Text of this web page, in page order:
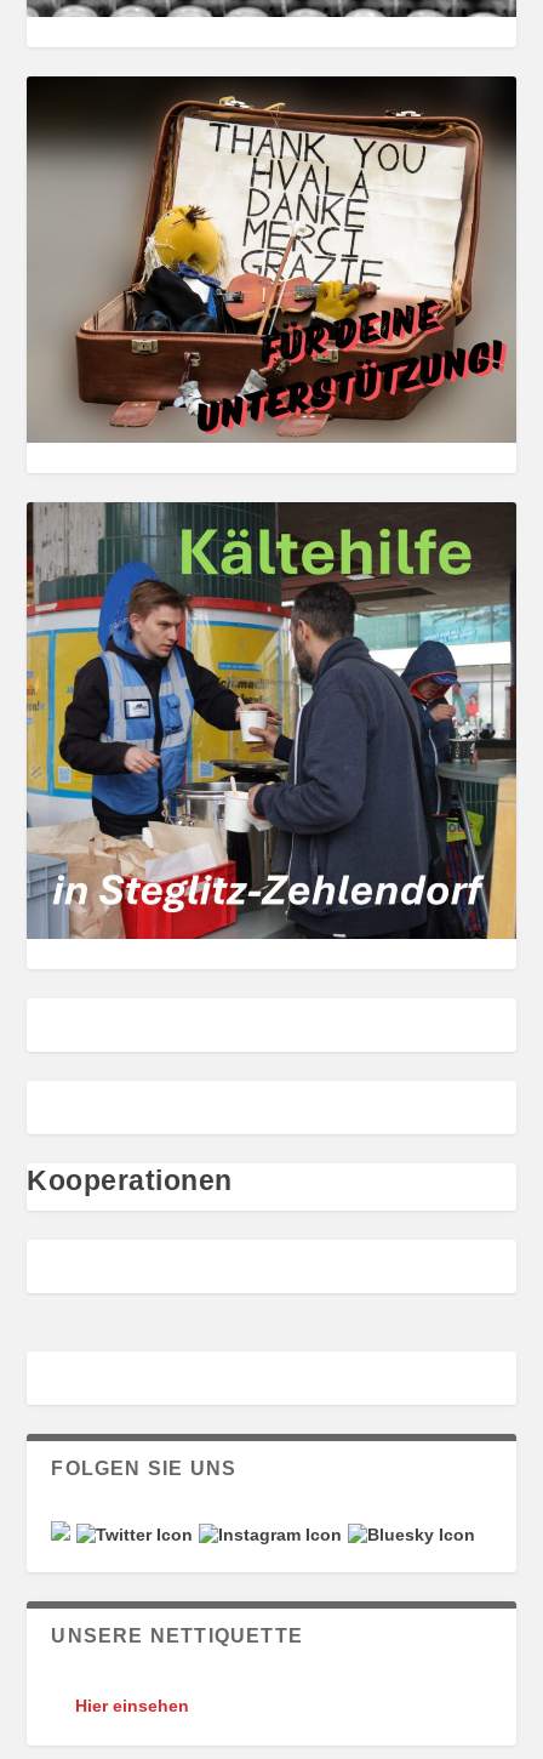
Kooperationen
FOLGEN SIE UNS
UNSERE NETTIQUETTE
Hier einsehen